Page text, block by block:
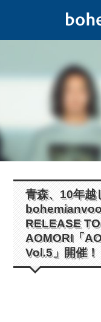
青森、10年越
RELEASE
AOMORI「
Vol.5」開催！